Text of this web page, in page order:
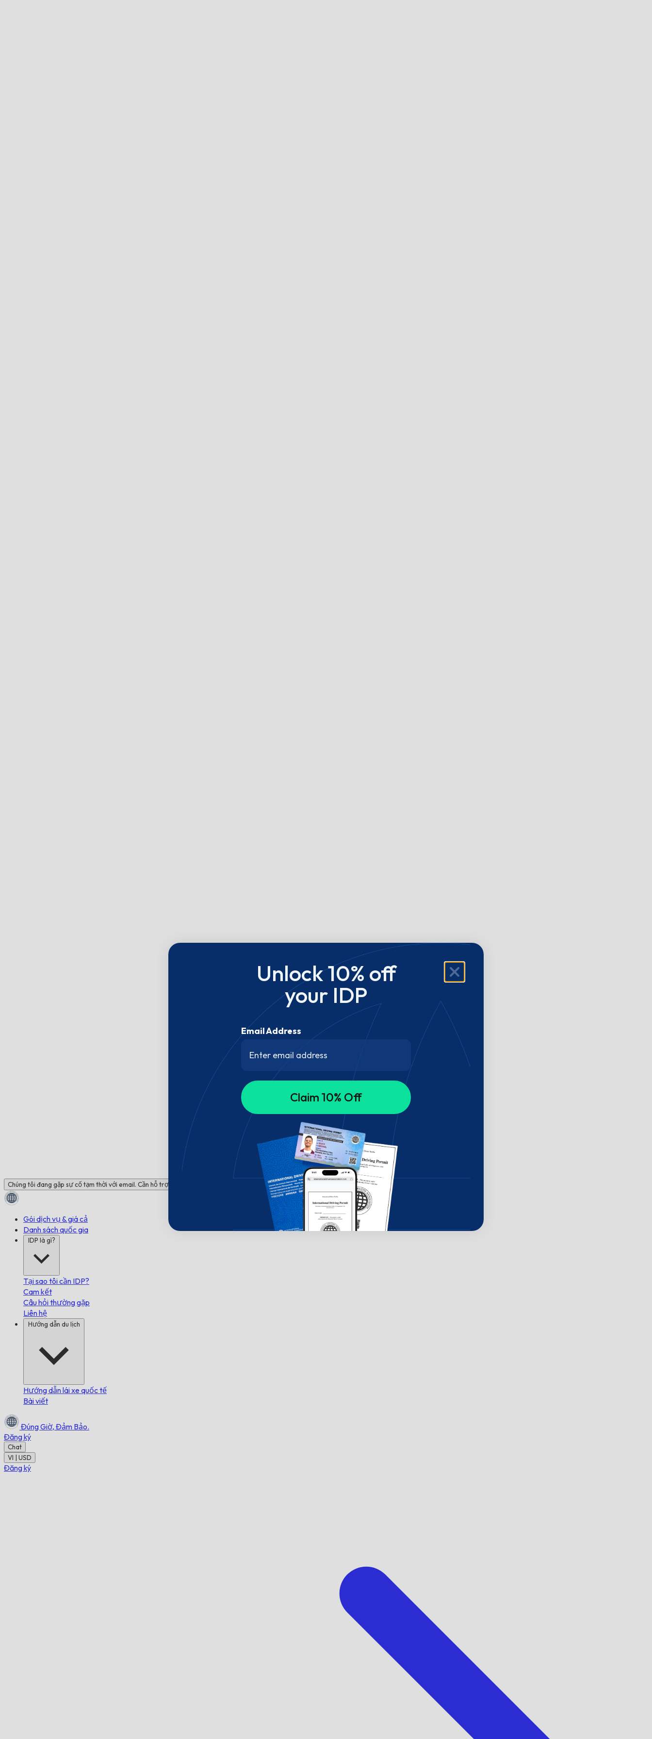
Chúng tôi đang gặp sự cố tạm thời với email. Cần hỗ trợ? Trò chuyện với chúng tôi!
Gói dịch vụ & giá cả
Danh sách quốc gia
IDP là gì?
Tại sao tôi cần IDP?
Cam kết
Câu hỏi thường gặp
Liên hệ
Hướng dẫn du lịch
Hướng dẫn lái xe quốc tế
Bài viết
Đúng Giờ, Đảm Bảo.
Đăng ký
Chat
VI | USD
Đăng ký
Unlock 10% off
your IDP
Email Address
Claim 10% Off